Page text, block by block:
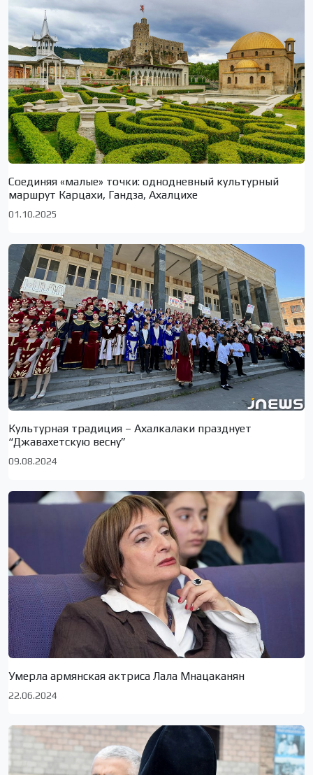
Соединяя «малые» точки: однодневный культурный
маршрут Карцахи, Гандза, Ахалцихе
01.10.2025
Культурная традиция – Ахалкалаки празднует
“Джавахетскую весну”
09.08.2024
Умерла армянская актриса Лала Мнацаканян
22.06.2024